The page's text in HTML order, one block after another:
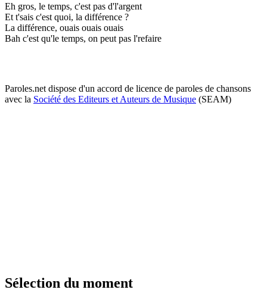
Eh gros, le temps, c'est pas d'l'argent
Et t'sais c'est quoi, la différence ?
La différence, ouais ouais ouais
Bah c'est qu'le temps, on peut pas l'refaire
Paroles.net dispose d'un accord de licence de paroles de chansons
avec la Société des Editeurs et Auteurs de Musique (SEAM)
Sélection du moment